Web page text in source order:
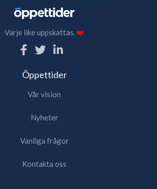
Varje like uppskattas.❤️
Öppettider
Vår vision
Nyheter
Vanliga frågor
Kontakta oss